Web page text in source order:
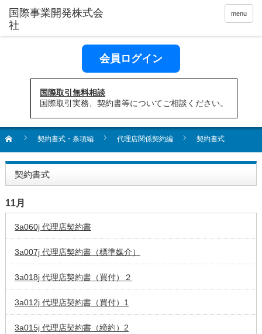
menu
会員ログイン
国際取引無料相談
国際取引実務、契約書等についてご相談ください。
契約書式・条項編 代理店関係契約編 契約書式
契約書式
11月
3a060j 代理店契約書
3a007j 代理店契約書（標準媒介）
3a018j 代理店契約書（買付）２
3a012j 代理店契約書（買付）1
3a015j 代理店契約書（締約）2